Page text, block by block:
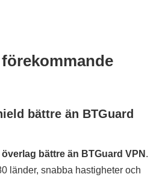
bättre än BTGuard
bättre än BTGuard VPN .
länder, snabba hastigheter och